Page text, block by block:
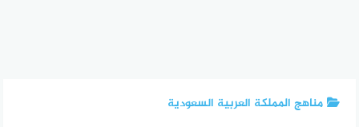
مناهج المملكة العربية السعودية